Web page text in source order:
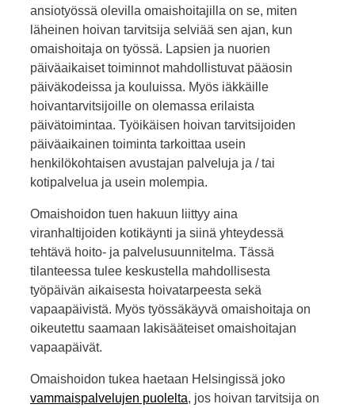
ansiotyössä olevilla omaishoitajilla on se, miten
läheinen hoivan tarvitsija selviää sen ajan, kun
omaishoitaja on työssä. Lapsien ja nuorien
päiväaikaiset toiminnot mahdollistuvat pääosin
päiväkodeissa ja kouluissa. Myös iäkkäille
hoivantarvitsijoille on olemassa erilaista
päivätoimintaa. Työikäisen hoivan tarvitsijoiden
päiväaikainen toiminta tarkoittaa usein
henkilökohtaisen avustajan palveluja ja / tai
kotipalvelua ja usein molempia.
Omaishoidon tuen hakuun liittyy aina
viranhaltijoiden kotikäynti ja siinä yhteydessä
tehtävä hoito- ja palvelusuunnitelma. Tässä
tilanteessa tulee keskustella mahdollisesta
työpäivän aikaisesta hoivatarpeesta sekä
vapaapäivistä. Myös työssäkäyvä omaishoitaja on
oikeutettu saamaan lakisääteiset omaishoitajan
vapaapäivät.
Omaishoidon tukea haetaan Helsingissä joko
vammaispalvelujen puolelta, jos hoivan tarvitsija on